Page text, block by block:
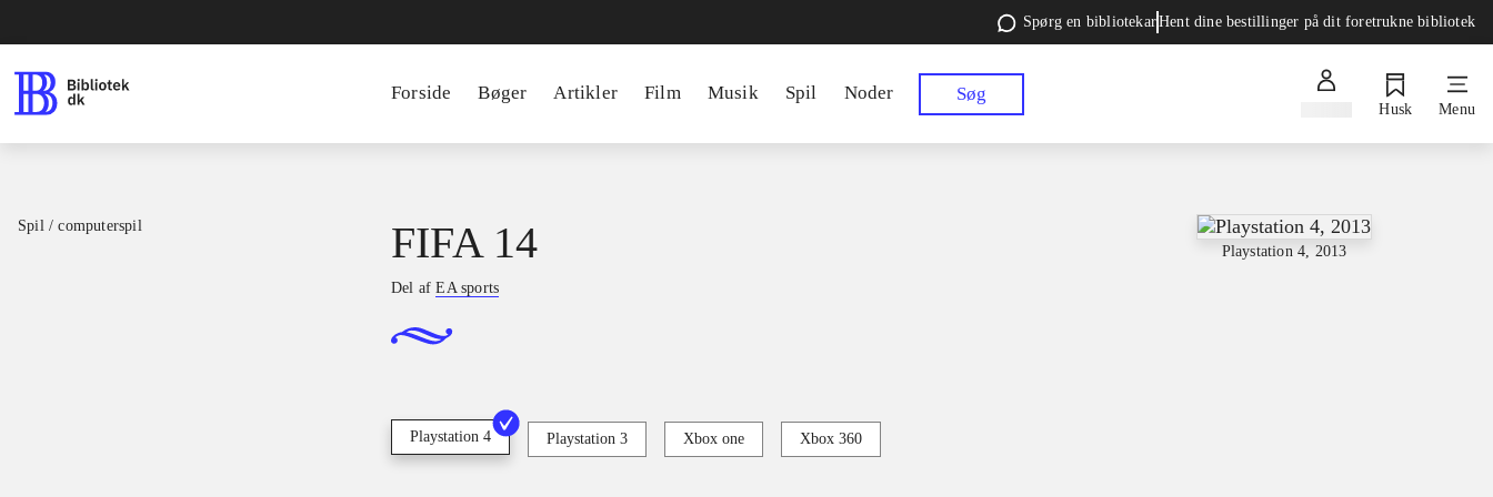
Spørg en bibliotekarHent dine bestillinger på dit foretrukne bibliotek
Forside Bøger Artikler Film Musik Spil Noder Søg
Husk Menu
Spil / computerspil
Playstation 4, 2013
FIFA 14
Del afEA sports
Playstation 4 Playstation 3 Xbox one Xbox 360